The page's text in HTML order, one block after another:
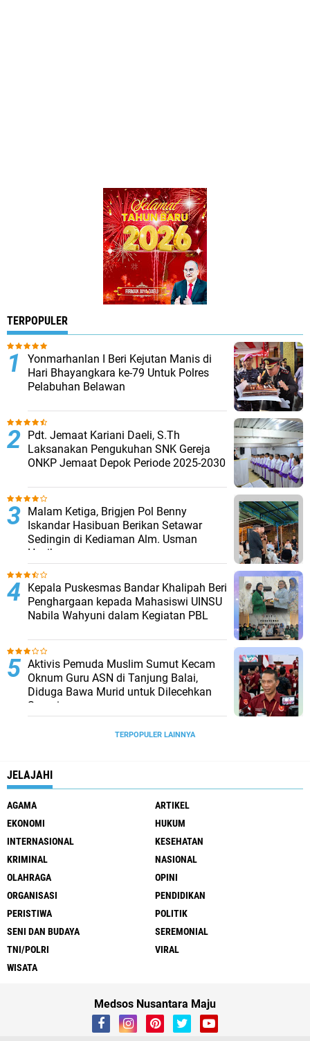
TERPOPULER
Yonmarhanlan I Beri Kejutan Manis di
Hari Bhayangkara ke-79 Untuk Polres
Pelabuhan Belawan
Pdt. Jemaat Kariani Daeli, S.Th
Laksanakan Pengukuhan SNK Gereja
ONKP Jemaat Depok Periode 2025-2030
Malam Ketiga, Brigjen Pol Benny
Iskandar Hasibuan Berikan Setawar
Sedingin di Kediaman Alm. Usman
Hasibuan
Kepala Puskesmas Bandar Khalipah Beri
Penghargaan kepada Mahasiswi UINSU
Nabila Wahyuni dalam Kegiatan PBL
Aktivis Pemuda Muslim Sumut Kecam
Oknum Guru ASN di Tanjung Balai,
Diduga Bawa Murid untuk Dilecehkan
Suaminya
TERPOPULER LAINNYA
JELAJAHI
AGAMA
ARTIKEL
EKONOMI
HUKUM
INTERNASIONAL
KESEHATAN
KRIMINAL
NASIONAL
OLAHRAGA
OPINI
ORGANISASI
PENDIDIKAN
PERISTIWA
POLITIK
SENI DAN BUDAYA
SEREMONIAL
TNI/POLRI
VIRAL
WISATA
Medsos Nusantara Maju